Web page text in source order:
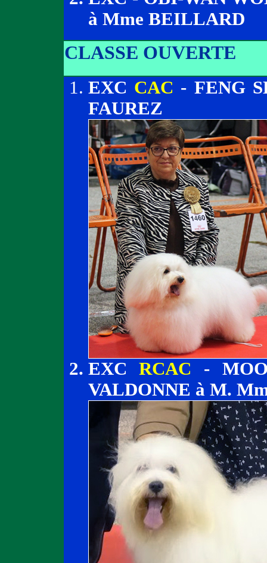
à Mme BEILLARD
CLASSE OUVERTE
EXC CAC - FENG
FAUREZ
EXCRCAC -
VALDONNE à M.